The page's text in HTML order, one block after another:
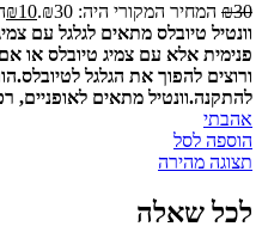
₪30 המחיר המקורי היה: ₪30. ₪10
וונטיל טיובלס מתאים לגלגל עם
פנימית אלא עם צמיג טיובלס או
ורוצים להפוך את הגלגל לטיובלס.
להתקנה.וונטיל מתאים לאופניים,
אהבתי
הוספה לסל
תצוגה מהירה
לכל שאלה